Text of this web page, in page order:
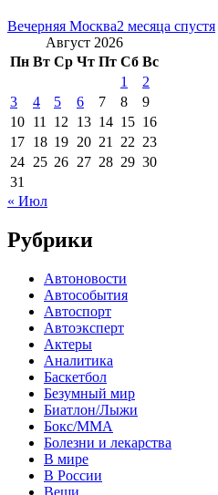
Вечерняя Москва2 месяца спустя
Август 2026
Пн Вт Ср Чт Пт Сб Вс
1
2
3
4 5 6 7 8
9
10 11 12 13 14 15 16
17 18 19 20 21 22 23
24 25 26 27 28 29 30
31
« Июл
Рубрики
Автоновости
Автособытия
Автоспорт
Автоэксперт
Актеры
Аналитика
Баскетбол
Безумный мир
Биатлон/Лыжи
Бокс/MMA
Болезни и лекарства
В мире
В России
Вещи